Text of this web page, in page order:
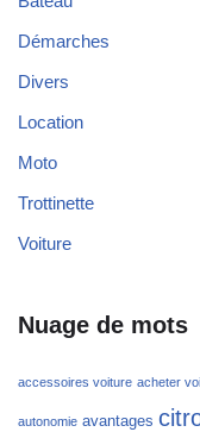
Démarches
Divers
Location
Moto
Trottinette
Voiture
Nuage de mots
accessoires voiture acheter
autonomie avantages